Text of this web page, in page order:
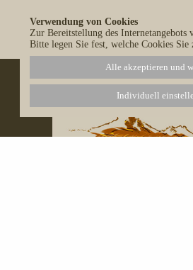
Alle Blog-Einträge
Verwendung von Cookies
Zur Bereitstellung des Internetangebots
Bitte legen Sie fest, welche Cookies Sie
Alle akzeptieren und
Individuell